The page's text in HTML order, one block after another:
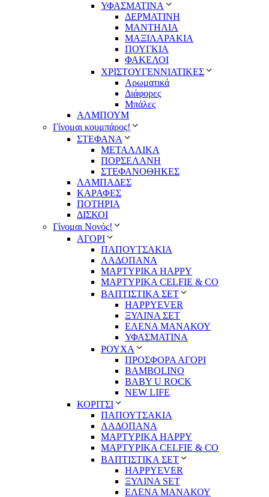
ΥΦΑΣΜΑΤΙΝA
ΔΕΡΜΑΤΙΝΗ
ΜΑΝΤΗΛΙΑ
ΜΑΞΙΛΑΡΑΚΙΑ
ΠΟΥΓΚΙΑ
ΦΑΚΕΛΟΙ
ΧΡΙΣΤΟΥΓΕΝΝΙΑΤΙΚΕΣ
Αρωματικά
Διάφορες
Μπάλες
ΑΛΜΠΟΥΜ
Γίνομαι κουμπάρος!
ΣΤΕΦΑΝΑ
ΜΕΤΑΛΛΙΚΑ
ΠΟΡΣΕΛΑΝΗ
ΣΤΕΦΑΝΟΘΗΚΕΣ
ΛΑΜΠΑΔΕΣ
ΚΑΡΑΦΕΣ
ΠΟΤΗΡΙΑ
ΔΙΣΚΟΙ
Γίνομαι Νονός!
ΑΓΟΡΙ
ΠΑΠΟΥΤΣΑΚΙΑ
ΛΑΔΟΠΑΝΑ
ΜΑΡΤΥΡΙΚΑ HAPPY
ΜΑΡΤΥΡΙΚΑ CELFIE & CO
ΒΑΠΤΙΣΤΙΚΑ ΣΕΤ
HAPPYEVER
ΞΥΛΙΝΑ ΣΕΤ
ΕΛΕΝΑ ΜΑΝΑΚΟΥ
ΥΦΑΣΜΑΤΙΝΑ
ΡΟΥΧΑ
ΠΡΟΣΦΟΡΑ ΑΓΟΡΙ
BAMBOLINO
BABY U ROCK
NEW LIFE
ΚΟΡΙΤΣΙ
ΠΑΠΟΥΤΣΑΚΙΑ
ΛΑΔΟΠΑΝΑ
ΜΑΡΤΥΡΙΚΑ HAPPY
ΜΑΡΤΥΡΙΚΑ CELFIE & CO
ΒΑΠΤΙΣΤΙΚΑ ΣΕΤ
HAPPYEVER
ΞΥΛΙΝΑ SET
ΕΛΕΝΑ ΜΑΝΑΚΟΥ